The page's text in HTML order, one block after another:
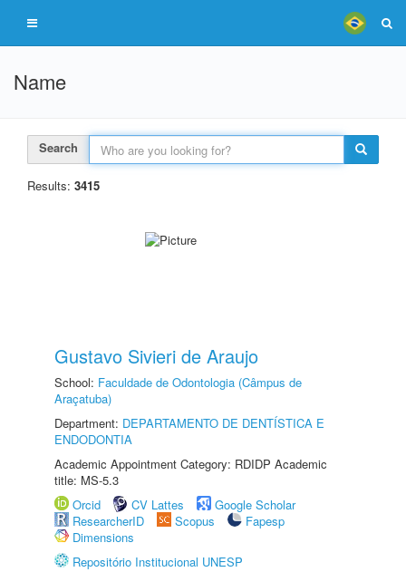
Name
Search
Results: 3415
Gustavo Sivieri de Araujo
School: Faculdade de Odontologia (Câmpus de
Araçatuba)
Department: DEPARTAMENTO DE DENTÍSTICA E
ENDODONTIA
Academic Appointment Category: RDIDP Academic
title: MS-5.3
Orcid
CV Lattes
Google Scholar
ResearcherID
Scopus
Fapesp
Dimensions
Repositório Institucional UNESP